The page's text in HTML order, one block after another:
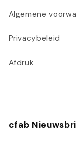
Algemene
Privacybeleid
Afdruk
cfab